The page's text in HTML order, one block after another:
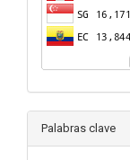
Palabras clave